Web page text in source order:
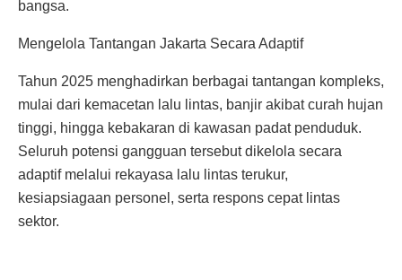
bangsa.
Mengelola Tantangan Jakarta Secara Adaptif
Tahun 2025 menghadirkan berbagai tantangan kompleks,
mulai dari kemacetan lalu lintas, banjir akibat curah hujan
tinggi, hingga kebakaran di kawasan padat penduduk.
Seluruh potensi gangguan tersebut dikelola secara
adaptif melalui rekayasa lalu lintas terukur,
kesiapsiagaan personel, serta respons cepat lintas
sektor.